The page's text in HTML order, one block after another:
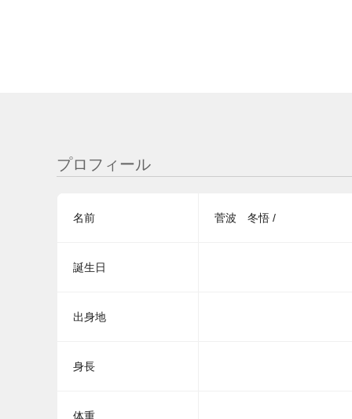
プロフィール
名前 菅波 冬悟 /
誕生日
出身地
身長
体重